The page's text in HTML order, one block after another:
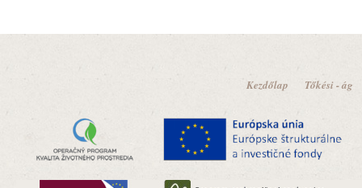
Kezdőlap Tőkési - ág